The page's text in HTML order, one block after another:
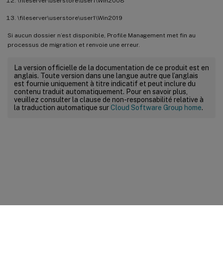
\fileserver\userstore\user1\Win2019
Si aucun dossier n’est disponible, Profile Management met fin au
processus de migration et renvoie une erreur.
La version officielle de la documentation de ce produit est en
anglais. Toute version dans une langue autre que l’anglais
est fournie uniquement à titre indicatif et peut inclure du
contenu traduit automatiquement. Pour en savoir plus,
veuillez consulter la clause de non-responsabilité relative à
la traduction automatique surCloud Software Group home.